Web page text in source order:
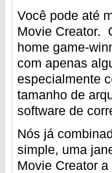
Você pode até
Movie Creator.
home game-
com apenas
especialmente
tamanho de
software de
Nós já
simple, uma
Movie Creator